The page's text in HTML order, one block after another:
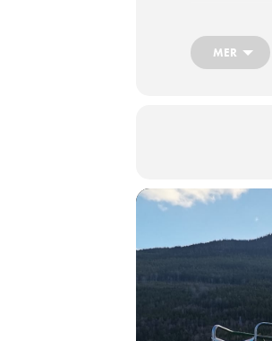
Sted: Gol
Etter
Hallingdal
Etter
Skule.
Bli med å
MER